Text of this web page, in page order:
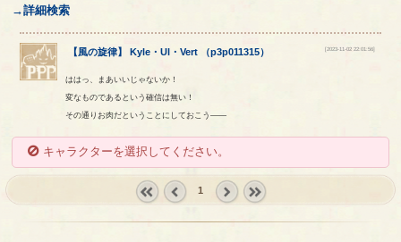
→詳細検索
【風の旋律】Kyle ・Ul ・Vert （p3p011315） [2023-11-02 22:01:56]
ははっ、まあいいじゃないか！
変なものであるという確信は無い！
その通りお肉だということにしておこう――
キャラクターを選択してください。
1